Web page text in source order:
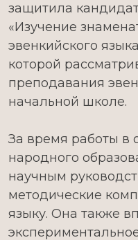
защитила
«Изучение
эвенкийского
которой
преподавания
начальной школе.
За время работы в
народного
научным
методические
языку. Она также